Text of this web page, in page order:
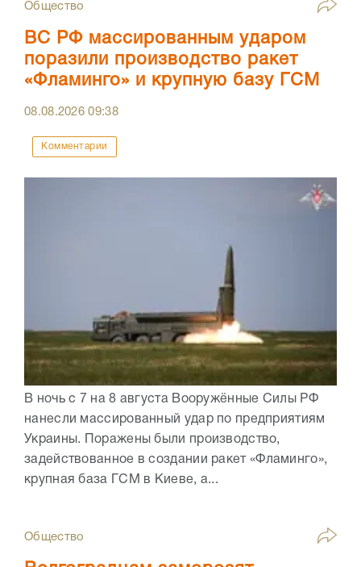
Общество
ВС РФ массированным ударом
поразили производство ракет
«Фламинго» и крупную базу ГСМ
08.08.202609:38
Комментарии
В ночь с 7 на 8 августа Вооружённые Силы РФ
нанесли массированный удар по предприятиям
Украины. Поражены были производство,
задействованное в создании ракет «Фламинго»,
крупная база ГСМ в Киеве, а...
Общество